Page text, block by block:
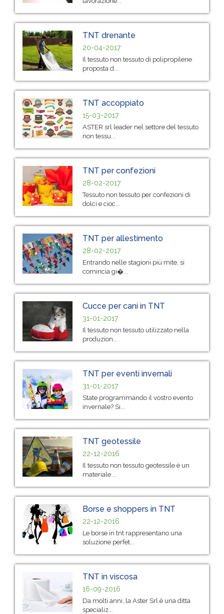
TNT drenante
20-04-2017
Il tessuto non tessuto di polipropilene
proposta d...
TNT accoppiato
15-03-2017
ASTER srl leader nel settore del tessuto
non tessu...
TNT per confezioni
28-02-2017
Tessuto non tessuto per confezioni di
dolci e cioc...
TNT per allestimento
28-02-2017
Entrando nelle stagioni più mite, si
comincia gi�...
Cucce per cani in TNT
31-01-2017
Il tessuto non tessuto utilizzato nella
produzion...
TNT per eventi invernali
31-01-2017
State programmando il vostro evento
invernale? Si...
TNT geotessile
22-12-2016
Il tessuto non tessuto geotessile è un
materiale ...
Borse e shoppers in TNT
22-12-2016
Le borse in tnt rappresentano una
soluzione perfet...
TNT in viscosa
16-09-2016
Da molti anni, la Aster Srl è una ditta
specializ...